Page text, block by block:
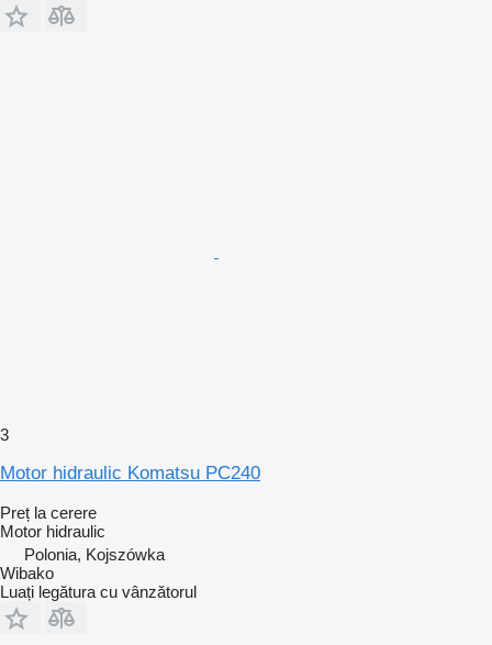
3
Motor hidraulic Komatsu PC240
Preț la cerere
Motor hidraulic
Polonia, Kojszówka
Wibako
Luați legătura cu vânzătorul